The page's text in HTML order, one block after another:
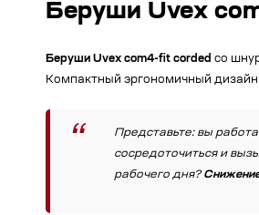
Беруши Uvex
Беруши Uvex com4-fit corded со
Компактный эргономичный
Представьте: вы
сосредоточиться и
рабочего дня?